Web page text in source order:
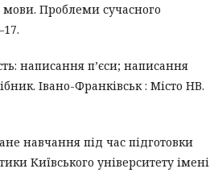
мови. Проблеми сучасного
написання п’єси; написання
Івано-Франківськ : Місто НВ.
навчання під час підготовки
Київського університету імені